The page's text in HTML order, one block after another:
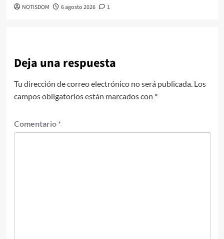
NOTISDOM 6 agosto 2026 1
Deja una respuesta
Tu dirección de correo electrónico no será publicada. Los
campos obligatorios están marcados con *
Comentario *